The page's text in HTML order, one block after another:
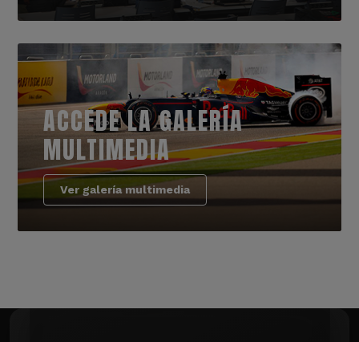
ACCEDE LA GALERÍA
MULTIMEDIA
Ver galería multimedia